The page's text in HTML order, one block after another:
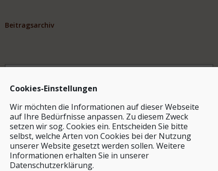
Cookies-Einstellungen
Wir möchten die Informationen auf dieser Webseite
auf Ihre Bedürfnisse anpassen. Zu diesem Zweck
setzen wir sog. Cookies ein. Entscheiden Sie bitte
selbst, welche Arten von Cookies bei der Nutzung
unserer Website gesetzt werden sollen. Weitere
Informationen erhalten Sie in unserer
Datenschutzerklärung.
Beitragsarchiv
Archiv
Stichwortsuche